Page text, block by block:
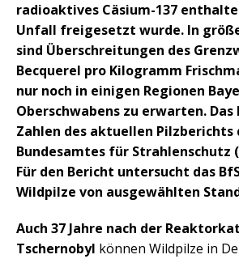
radioaktives Cäsium-137
Unfall freigesetzt wurde. In
sind Überschreitungen des
Becquerel pro Kilogramm
nur noch in einigen Regionen
Oberschwabens zu erwarten. Das
Zahlen des aktuellen Pilzberichts
Bundesamtes für Strahlenschutz
Für den Bericht untersucht das
Wildpilze von ausgewählten
Auch 37 Jahre nach der
Tschernobyl können Wildpilze in